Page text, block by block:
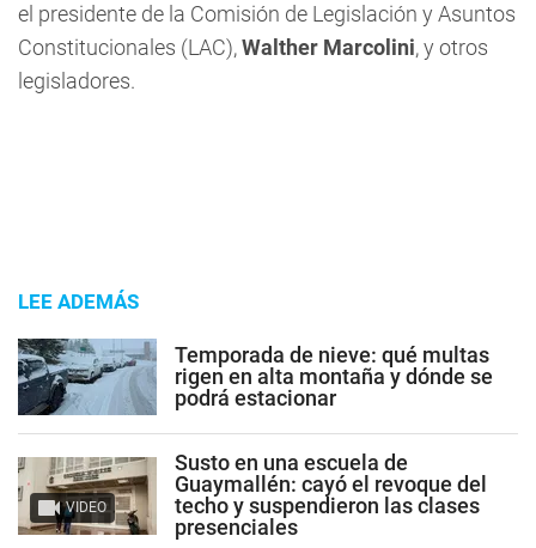
el presidente de la Comisión de Legislación y Asuntos
Constitucionales (LAC),Walther Marcolini, y otros
legisladores.
LEE ADEMÁS
Temporada de nieve: qué multas
rigen en alta montaña y dónde se
podrá estacionar
VIDEO
Susto en una escuela de
Guaymallén: cayó el revoque del
techo y suspendieron las clases
presenciales